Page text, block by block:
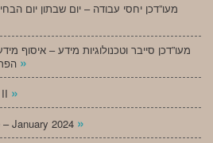
מעו”דכן יחסי עבודה – יום שבתון יום
מעו”דכן סייבר וטכנולוגיות מידע – איסוף
»
מעו”דכן ליטיגציה – ינואר 2024 II »
January 2024 »